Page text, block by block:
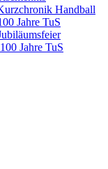
Handball
Jahre TuS
Jahre TuS